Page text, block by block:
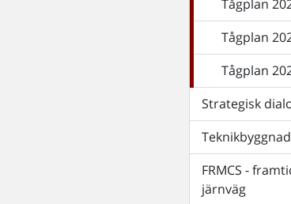
Tågplan
Tågplan
Tågplan
Strategisk
FRMCS -
järnväg